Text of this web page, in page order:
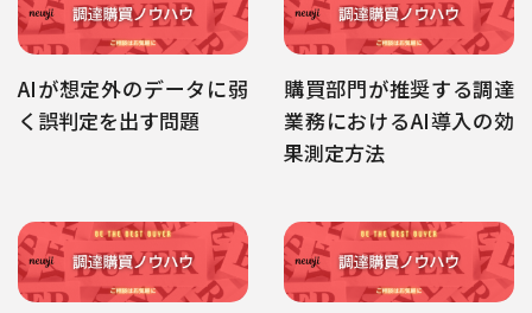
AIが想定外のデータに弱
く誤判定を出す問題
購買部門が推奨する調達
業務におけるAI導入の効
果測定方法